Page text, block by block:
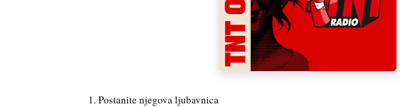
1. Postanite njegova ljubavnica